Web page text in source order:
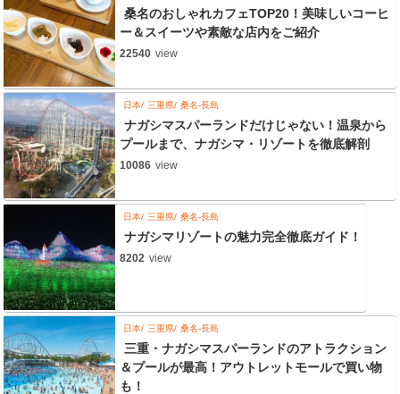
桑名のおしゃれカフェTOP20！美味しいコーヒ
ー＆スイーツや素敵な店内をご紹介
22540 view
日本 三重県 桑名-長島
ナガシマスパーランドだけじゃない！温泉から
プールまで、ナガシマ・リゾートを徹底解剖
10086 view
日本 三重県 桑名-長島
ナガシマリゾートの魅力完全徹底ガイド！
8202 view
日本 三重県 桑名-長島
三重・ナガシマスパーランドのアトラクション
＆プールが最高！アウトレットモールで買い物
も！